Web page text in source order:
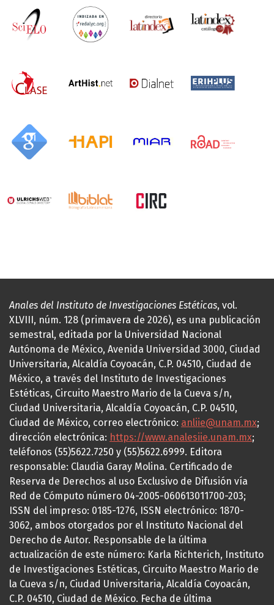
Anales del Instituto de Investigaciones Estéticas, vol.
XLVIII, núm. 128 (primavera de 2026), es una publicación
semestral, editada por la Universidad Nacional
Autónoma de México, Avenida Universidad 3000, Ciudad
Universitaria, Alcaldía Coyoacán, C.P. 04510, Ciudad de
México, a través del Instituto de Investigaciones
Estéticas, Circuito Maestro Mario de la Cueva s/n,
Ciudad Universitaria, Alcaldía Coyoacán, C.P. 04510,
Ciudad de México, correo electrónico: anliie@unam.mx;
dirección electrónica: https://www.analesiie.unam.mx;
teléfonos (55)5622.7250 y (55)5622.6999. Editora
responsable: Claudia Garay Molina. Certificado de
Reserva de Derechos al uso Exclusivo de Difusión vía
Red de Cómputo número 04-2005-060613011700-203;
ISSN del impreso: 0185-1276, ISSN electrónico: 1870-
3062, ambos otorgados por el Instituto Nacional del
Derecho de Autor. Responsable de la última
actualización de este número: Karla Richterich, Instituto
de Investigaciones Estéticas, Circuito Maestro Mario de
la Cueva s/n, Ciudad Universitaria, Alcaldía Coyoacán,
C.P. 04510, Ciudad de México. Fecha de última